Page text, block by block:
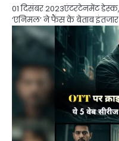
01 दिसंबर 2023एंटरटेनमेंट
‘एनिमल’ ने फैंस के बेताब इंतजार